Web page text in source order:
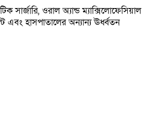
সার্জারি, ওরাল অ্যান্ড ম্যাক্সিলোফেসিয়াল
এবং হাসপাতালের অন্যান্য ঊর্ধ্বতন